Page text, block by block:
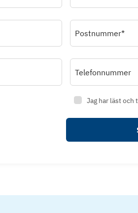
Postnummer*
Telefonnummer
Jag har läst och